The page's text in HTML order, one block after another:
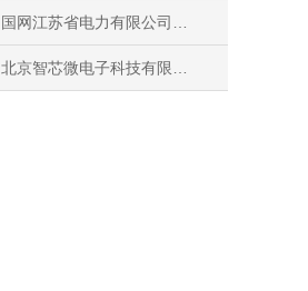
国网江苏省电力有限公司盐城供电分公司
北京智芯微电子科技有限公司